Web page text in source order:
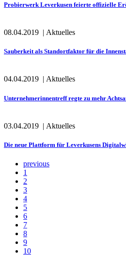
Probierwerk Leverkusen feierte offizielle
08.04.2019 | Aktuelles
Sauberkeit als Standortfaktor für die
04.04.2019 | Aktuelles
Unternehmerinnentreff regte zu mehr
03.04.2019 | Aktuelles
Die neue Plattform für Leverkusens
previous
1
2
3
4
5
6
7
8
9
10